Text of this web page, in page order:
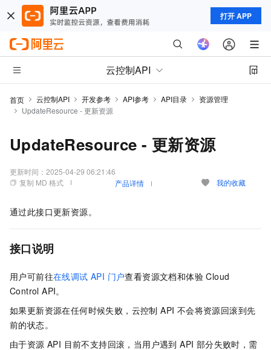
打开 APP
云控制API
首页 云控制API 开发参考 API参考 API目录
资源管理
UpdateResource - 更新资源
UpdateResource - 更新资源
更新时间： 2025-04-29 06:21:46
复制 MD 格式
产品详情 我的收藏
通过此接口更新资源。
接口说明
用户可前往在线调试 API 门户查看资源文档和体验 Cloud
Control API。
如果更新资源在任何时候失败，云控制 API 不会将资源回滚到先
前的状态。
由于资源 API 目前不支持回滚，当用户遇到 API 部分失败时，需